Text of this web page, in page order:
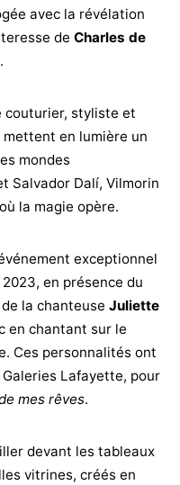
avec la révélation
de Charles de
.
couturier, styliste et
en lumière un
mondes
Salvador Dalí, Vilmorin
la magie opère.
exceptionnel
en présence du
la chanteuse Juliette
en chantant sur le
Ces personnalités ont
Galeries Lafayette, pour
mes rêves.
devant les tableaux
vitrines, créés en